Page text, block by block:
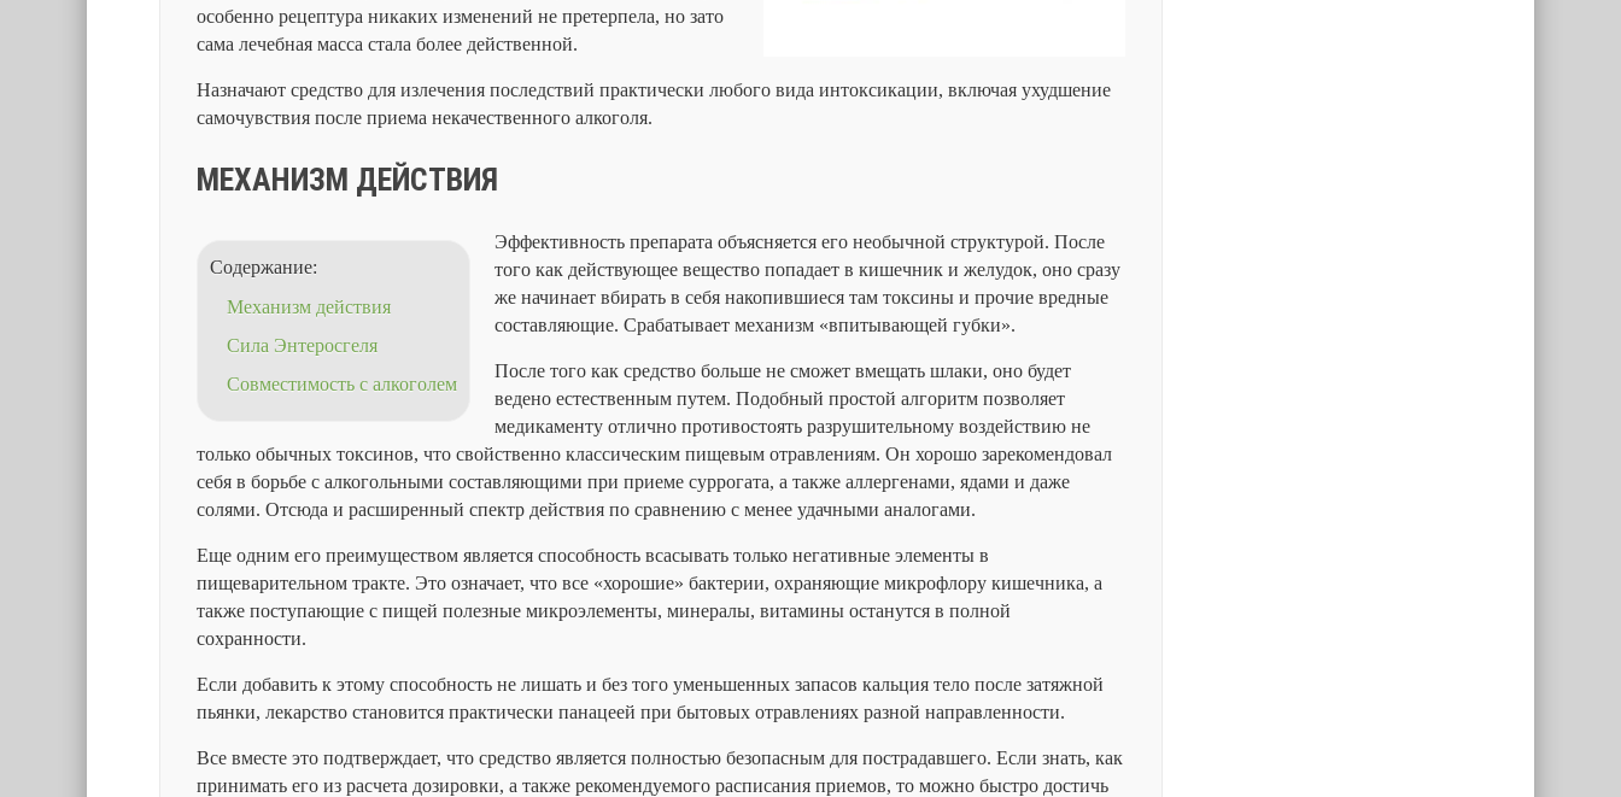
особенно рецептура никаких изменений не претерпела, но зато
сама лечебная масса стала более действенной.
Назначают средство для излечения последствий практически любого вида интоксикации, включая ухудшение
самочувствия после приема некачественного алкоголя.
МЕХАНИЗМ ДЕЙСТВИЯ
Содержание:
Механизм действия
Сила Энтеросгеля
Совместимость с алкоголем
Эффективность препарата объясняется его необычной структурой. После
того как действующее вещество попадает в кишечник и желудок, оно сразу
же начинает вбирать в себя накопившиеся там токсины и прочие вредные
составляющие. Срабатывает механизм «впитывающей губки».
После того как средство больше не сможет вмещать шлаки, оно будет
ведено естественным путем. Подобный простой алгоритм позволяет
медикаменту отлично противостоять разрушительному воздействию не
только обычных токсинов, что свойственно классическим пищевым отравлениям. Он хорошо зарекомендовал
себя в борьбе с алкогольными составляющими при приеме суррогата, а также аллергенами, ядами и даже
солями. Отсюда и расширенный спектр действия по сравнению с менее удачными аналогами.
Еще одним его преимуществом является способность всасывать только негативные элементы в
пищеварительном тракте. Это означает, что все «хорошие» бактерии, охраняющие микрофлору кишечника, а
также поступающие с пищей полезные микроэлементы, минералы, витамины останутся в полной
сохранности.
Если добавить к этому способность не лишать и без того уменьшенных запасов кальция тело после затяжной
пьянки, лекарство становится практически панацеей при бытовых отравлениях разной направленности.
Все вместе это подтверждает, что средство является полностью безопасным для пострадавшего. Если знать, как
принимать его из расчета дозировки, а также рекомендуемого расписания приемов, то можно быстро достичь